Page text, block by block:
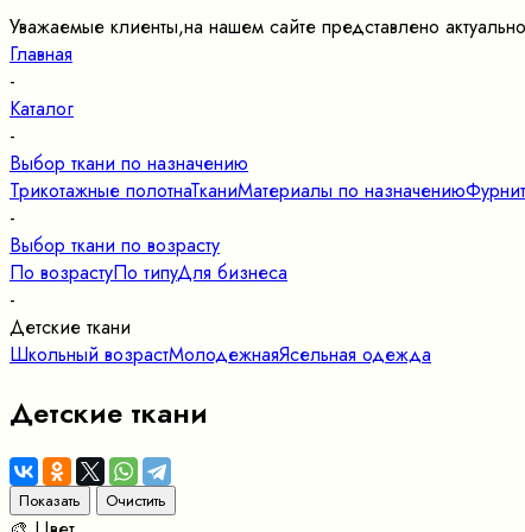
Уважаемые клиенты,на нашем сайте представлено
Главная
-
Каталог
-
Выбор ткани по назначению
Трикотажные полотнаТканиМатериалы по назначению
-
Выбор ткани по возрасту
По возрастуПо типуДля бизнеса
-
Детские ткани
Школьный возрастМолодежнаяЯсельная одежда
Детские ткани